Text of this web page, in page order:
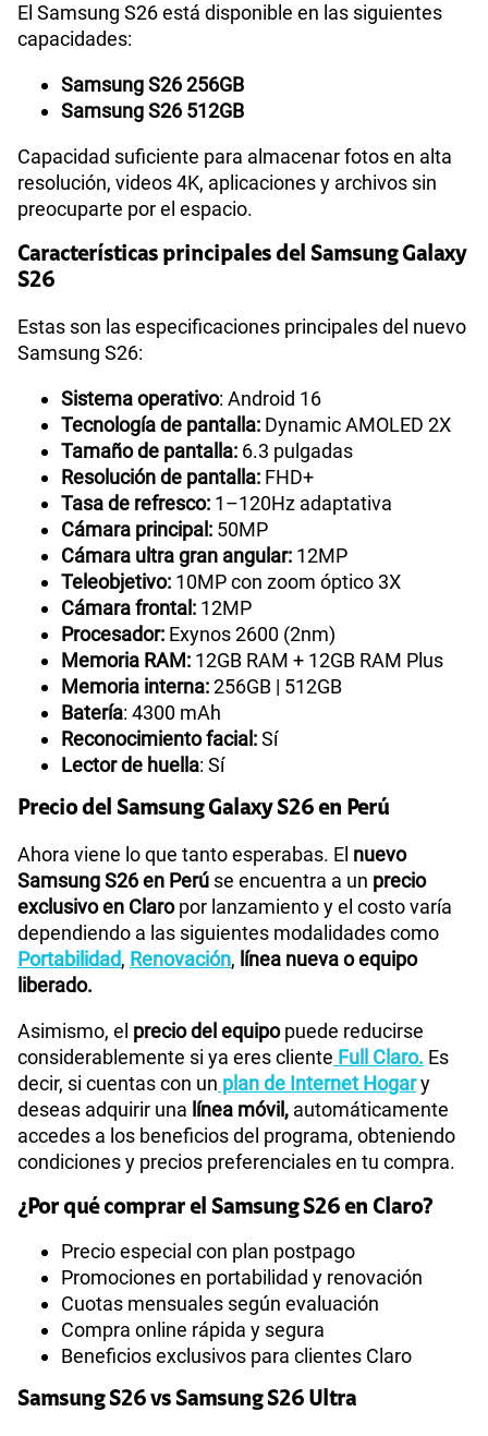
El Samsung S26 está disponible en las siguientes
capacidades:
Samsung S26 256GB
Samsung S26 512GB
Capacidad suficiente para almacenar fotos en alta
resolución, videos 4K, aplicaciones y archivos sin
preocuparte por el espacio.
Características principales del Samsung Galaxy
S26
Estas son las especificaciones principales del nuevo
Samsung S26:
Sistema operativo: Android 16
Tecnología de pantalla: Dynamic AMOLED 2X
Tamaño de pantalla: 6.3 pulgadas
Resolución de pantalla: FHD+
Tasa de refresco: 1–120Hz adaptativa
Cámara principal: 50MP
Cámara ultra gran angular: 12MP
Teleobjetivo: 10MP con zoom óptico 3X
Cámara frontal: 12MP
Procesador: Exynos 2600 (2nm)
Memoria RAM: 12GB RAM + 12GB RAM Plus
Memoria interna:256GB | 512GB
Batería: 4300 mAh
Reconocimiento facial:Sí
Lector de huella: Sí
Precio del Samsung Galaxy S26 en Perú
Ahora viene lo que tanto esperabas. El nuevo
Samsung S26 en Perú se encuentra a un precio
exclusivo en Claropor lanzamiento y el costo varía
dependiendo a las siguientes modalidades como
Portabilidad, Renovación, línea nueva o equipo
liberado.
Asimismo, el precio del equipopuede reducirse
considerablemente si ya eres cliente Full Claro. Es
decir, si cuentas con un plan de Internet Hogary
deseas adquirir una línea móvil, automáticamente
accedes a los beneficios del programa, obteniendo
condiciones y precios preferenciales en tu compra.
¿Por qué comprar el Samsung S26 en Claro?
Precio especial con plan postpago
Promociones en portabilidad y renovación
Cuotas mensuales según evaluación
Compra online rápida y segura
Beneficios exclusivos para clientes Claro
Samsung S26 vs Samsung S26 Ultra